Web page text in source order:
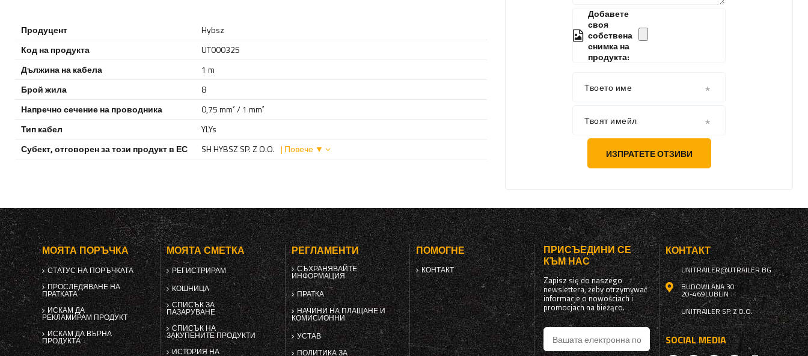
Добавете
своя
собствена
снимка на
продукта:
Твоето име
Твоят имейл
ИЗПРАТЕТЕ ОТЗИВИ
Продуцент
Hybsz
Код на продукта
UT000325
Дължина на кабела
1 m
Брой жила
8
Напречно сечение на проводника
0,75 mm² / 1 mm²
Тип кабел
YLYs
Субект, отговорен за този продукт в ЕС
SH HYBSZ SP. Z O.O. | Повече ▼
МОЯТА ПОРЪЧКА
СТАТУС НА ПОРЪЧКАТА
ПРОСЛЕДЯВАНЕ НА
ПРАТКАТА
ИСКАМ ДА
РЕКЛАМИРАМ ПРОДУКТ
ИСКАМ ДА ВЪРНА
ПРОДУКТА
МОЯТА СМЕТКА
РЕГИСТРИРАМ
КОШНИЦА
СПИСЪК ЗА
ПАЗАРУВАНЕ
СПИСЪК НА
ЗАКУПЕНИТЕ ПРОДУКТИ
ИСТОРИЯ НА
РЕГЛАМЕНТИ
СЪХРАНЯВАЙТЕ
ИНФОРМАЦИЯ
ПРАТКА
НАЧИНИ НА ПЛАЩАНЕ И
КОМИСИОННИ
УСТАВ
ПОЛИТИКА ЗА
ПОМОГНЕ
КОНТАКТ
ПРИСЪЕДИНИ СЕ
КЪМ НАС
Zapisz się do naszego
newslettera, żeby otrzymywać
informacje o nowościach i
promocjach na bieżąco.
КОНТАКТ
UNITRAILER@UTRAILER.BG
BUDOWLANA 30
20-469LUBLIN
UNITRAILER SP. Z O.O.
SOCIAL MEDIA